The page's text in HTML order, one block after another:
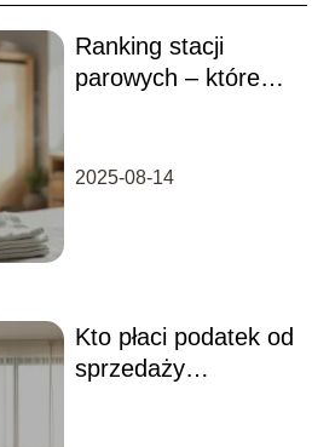
Ranking stacji
parowych – które
2025-08-14
Kto płaci podatek od
sprzedaży